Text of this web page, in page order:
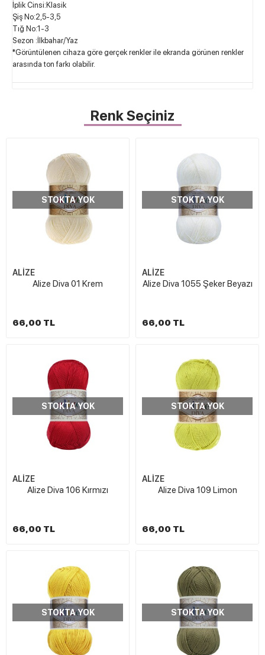
İplik Cinsi:Klasik
Şiş No:2,5-3,5
Tığ No:1-3
Sezon :İlkbahar/Yaz
*Görüntülenen cihaza göre gerçek renkler ile ekranda görünen renkler
arasında ton farkı olabilir.
Renk Seçiniz
STOKTA YOK
ALİZE
Alize Diva 01 Krem
66,00 TL
STOKTA YOK
ALİZE
Alize Diva 1055 Şeker Beyazı
66,00 TL
STOKTA YOK
ALİZE
Alize Diva 106 Kırmızı
66,00 TL
STOKTA YOK
ALİZE
Alize Diva 109 Limon
66,00 TL
STOKTA YOK STOKTA YOK